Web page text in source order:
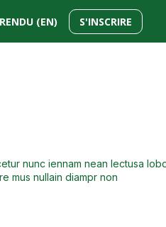
(EN) S'INSCRIRE
nunc iennam nean lectusa
mus nullain diampr non